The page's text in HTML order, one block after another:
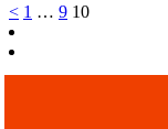
Stránkovanie
príspevkov
< 1 … 9 10